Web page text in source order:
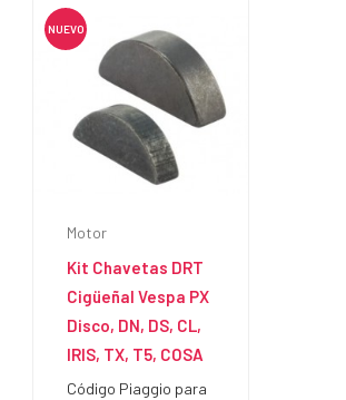
NUEVO
Motor
Kit Chavetas DRT
Cigüeñal Vespa PX
Disco, DN, DS, CL,
IRIS, TX, T5, COSA
Código Piaggio para